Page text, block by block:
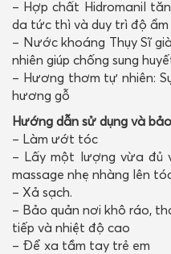
– Hợp chất Hidromanil
da tức thì và duy trì độ ẩm
– Nước khoáng Thụy Sĩ
nhiên giúp chống sung
– Hương thơm tự nhiên:
hương gỗ
Hướng dẫn sử dụng và
– Làm ướt tóc
– Lấy một lượng vừa đủ
massage nhẹ nhàng lên
– Xả sạch.
– Bảo quản nơi khô ráo,
tiếp và nhiệt độ cao
– Để xa tầm tay trẻ em